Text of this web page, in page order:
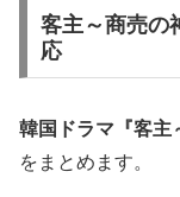
客主～商売の
応
韓国ドラマ『客主
をまとめます。